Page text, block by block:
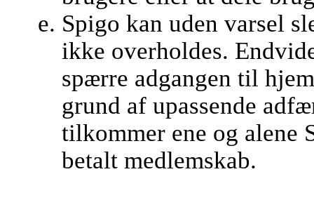
Spigo kan uden varsel
ikke overholdes.
spærre adgangen til
grund af upassende
tilkommer ene og alene
betalt medlemskab.